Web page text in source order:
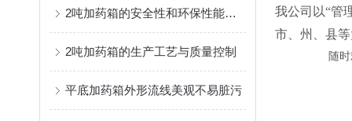
2吨加药箱的安全性和环保性能如何？
2吨加药箱的生产工艺与质量控制
平底加药箱外形流线美观不易脏污
我公司以“管
市、州、县
随时欢迎